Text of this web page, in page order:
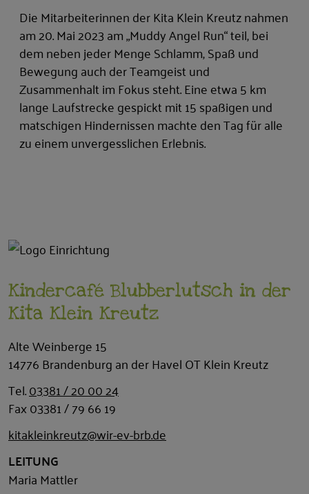
Die Mitarbeiterinnen der Kita Klein Kreutz nahmen
am 20. Mai 2023 am „Muddy Angel Run“ teil, bei
dem neben jeder Menge Schlamm, Spaß und
Bewegung auch der Teamgeist und
Zusammenhalt im Fokus steht. Eine etwa 5 km
lange Laufstrecke gespickt mit 15 spaßigen und
matschigen Hindernissen machte den Tag für alle
zu einem unvergesslichen Erlebnis.
Kindercafé Blubberlutsch in der
Kita Klein Kreutz
Alte Weinberge 15
14776 Brandenburg an der Havel OT Klein Kreutz
Tel.03381 / 20 00 24
Fax 03381 / 79 66 19
kitakleinkreutz@wir-ev-brb.de
LEITUNG
Maria Mattler